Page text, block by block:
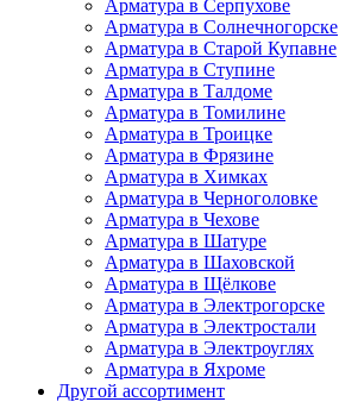
Арматура в Серпухове
Арматура в Солнечногорске
Арматура в Старой Купавне
Арматура в Ступине
Арматура в Талдоме
Арматура в Томилине
Арматура в Троицке
Арматура в Фрязине
Арматура в Химках
Арматура в Черноголовке
Арматура в Чехове
Арматура в Шатуре
Арматура в Шаховской
Арматура в Щёлкове
Арматура в Электрогорске
Арматура в Электростали
Арматура в Электроуглях
Арматура в Яхроме
Другой ассортимент